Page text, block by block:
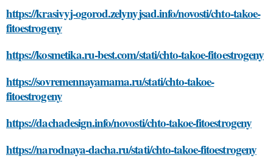
https://krasivyj-ogorod.zelynyjsad.info/novosti/chto-takoe-
fitoestrogeny
https://kosmetika.ru-best.com/stati/chto-takoe-fitoestrogeny
https://sovremennayamama.ru/stati/chto-takoe-
fitoestrogeny
https://dachadesign.info/novosti/chto-takoe-fitoestrogeny
https://narodnaya-dacha.ru/stati/chto-takoe-fitoestrogeny